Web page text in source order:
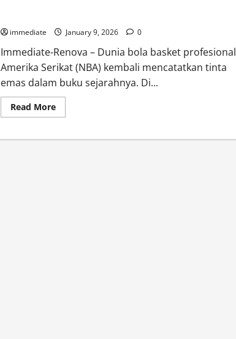
immediate January 9, 2026 0
Immediate-Renova – Dunia bola basket profesional
Amerika Serikat (NBA) kembali mencatatkan tinta
emas dalam buku sejarahnya. Di...
Read MoreRead
more
di